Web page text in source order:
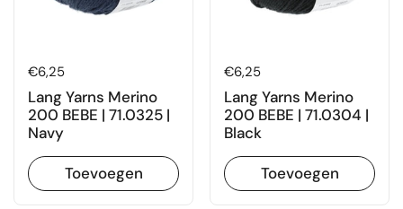
Prijs:
€6,25
Lang Yarns Merino
200 BEBE | 71.0325 |
Navy
Toevoegen
Prijs:
€6,25
Lang Yarns Merino
200 BEBE | 71.0304 |
Black
Toevoegen